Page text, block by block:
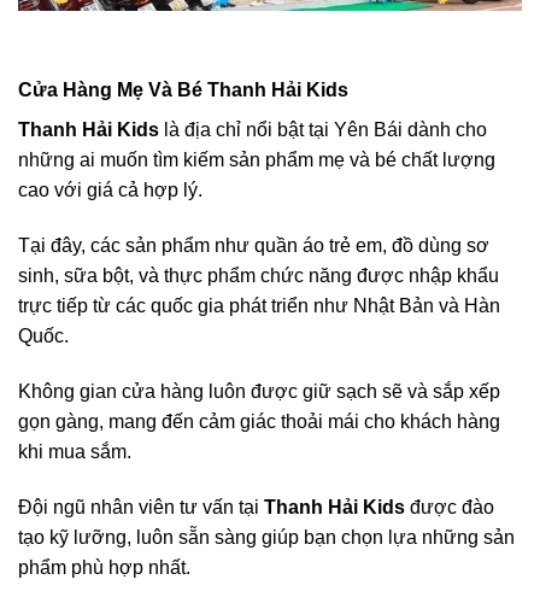
Cửa Hàng Mẹ Và Bé Thanh Hải Kids
Thanh Hải Kids là địa chỉ nổi bật tại Yên Bái dành cho
những ai muốn tìm kiếm sản phẩm mẹ và bé chất lượng
cao với giá cả hợp lý.
Tại đây, các sản phẩm như quần áo trẻ em, đồ dùng sơ
sinh, sữa bột, và thực phẩm chức năng được nhập khẩu
trực tiếp từ các quốc gia phát triển như Nhật Bản và Hàn
Quốc.
Không gian cửa hàng luôn được giữ sạch sẽ và sắp xếp
gọn gàng, mang đến cảm giác thoải mái cho khách hàng
khi mua sắm.
Đội ngũ nhân viên tư vấn tại Thanh Hải Kids được đào
tạo kỹ lưỡng, luôn sẵn sàng giúp bạn chọn lựa những sản
phẩm phù hợp nhất.